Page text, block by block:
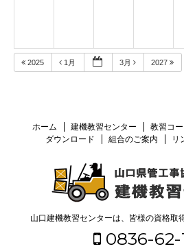
2025 1月 3月 2027
ホーム 建機教習センター 教習コ
ダウンロード
組合のご案内 リ
山口建機教習センターは、皆様の資格取
0836-62-